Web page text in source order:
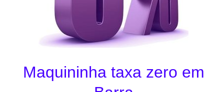
Maquininha taxa zero em